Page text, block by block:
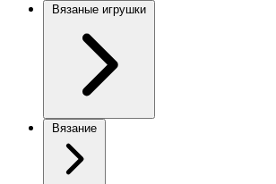
Вязаные игрушки
Вязание